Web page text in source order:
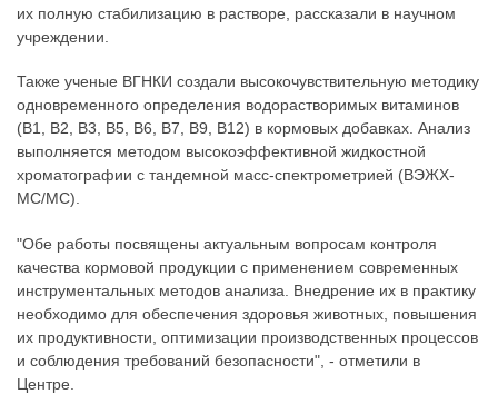
их полную стабилизацию в растворе, рассказали в научном
учреждении.
Также ученые ВГНКИ создали высокочувствительную методику
одновременного определения водорастворимых витаминов
(B1, B2, B3, B5, B6, B7, B9, B12) в кормовых добавках. Анализ
выполняется методом высокоэффективной жидкостной
хроматографии с тандемной масс-спектрометрией (ВЭЖХ-
МС/МС).
"Обе работы посвящены актуальным вопросам контроля
качества кормовой продукции с применением современных
инструментальных методов анализа. Внедрение их в практику
необходимо для обеспечения здоровья животных, повышения
их продуктивности, оптимизации производственных процессов
и соблюдения требований безопасности", - отметили в
Центре.